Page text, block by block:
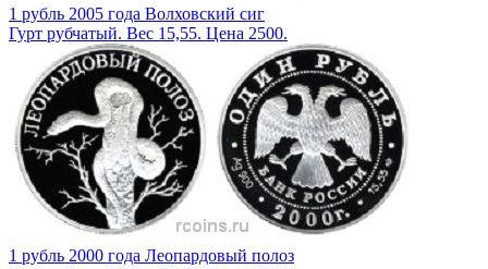
1 рубль 2005 года Волховский сиг
Гурт рубчатый. Вес 15,55. Цена 2500.
1 рубль 2000 года Леопардовый полоз